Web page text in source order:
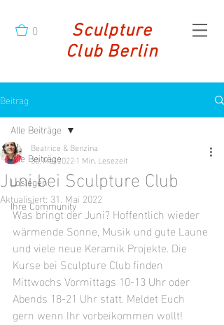
0
Sculpture
Club Berlin
Beitrag
Alle Beiträge
Loslegen
Ihre Community
Alle Beiträge
Juni bei Sculpture Club
Beatrice & Benzina
30. Mai 20221 Min. Lesezeit
Aktualisiert: 31. Mai 2022
Was bringt der Juni? Hoffentlich wieder
wärmende Sonne, Musik und gute Laune
und viele neue Keramik Projekte. Die
Kurse bei Sculpture Club finden
Mittwochs Vormittags 10-13 Uhr oder
Abends 18-21 Uhr statt. Meldet Euch
gern wenn Ihr vorbeikommen wollt!